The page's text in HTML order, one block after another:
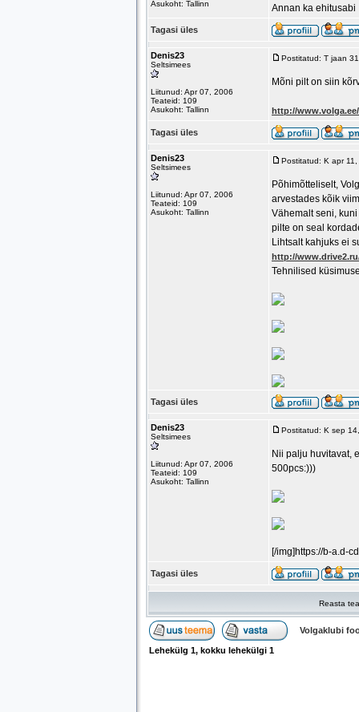
Asukoht: Tallinn Annan ka ehitusabi
Tagasi üles
Denis23
Seltsimees
Liitunud: Apr 07, 2006
Teateid: 109
Asukoht: Tallinn
Postitatud: T jaan
Mõni pilt on siin
http://
Tagasi üles
Denis23
Seltsimees
Liitunud: Apr 07, 2006
Teateid: 109
Asukoht: Tallinn
Postitatud: K apr
Põhimõtteliselt,
arvestades kõik
Vähemalt seni,
pilte on seal
Lihtsalt kahjuks ei
http://
Tehnilised
Tagasi üles
Denis23
Seltsimees
Liitunud: Apr 07, 2006
Teateid: 109
Asukoht: Tallinn
Postitatud: K sep
Nii palju huvitavat,
500pcs:)))
[/img]https://b-a.d-
Tagasi üles
Reasta
Volgaklubi
Lehekülg 1, kokku lehekülgi 1